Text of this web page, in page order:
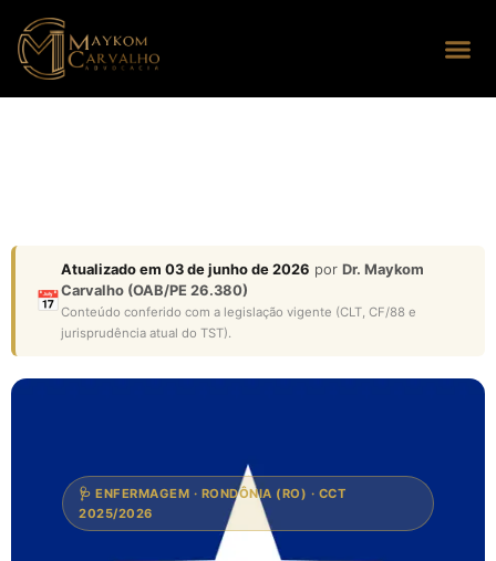
📅
Atualizado em 03 de junho de 2026 por Dr. Maykom
Carvalho (OAB/PE 26.380)
Conteúdo conferido com a legislação vigente (CLT, CF/88 e
jurisprudência atual do TST).
🩺 ENFERMAGEM · RONDÔNIA (RO) · CCT
2025/2026